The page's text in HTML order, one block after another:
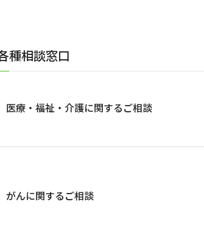
種相談窓口
医療・福祉・介護に関するご相談
がんに関するご相談